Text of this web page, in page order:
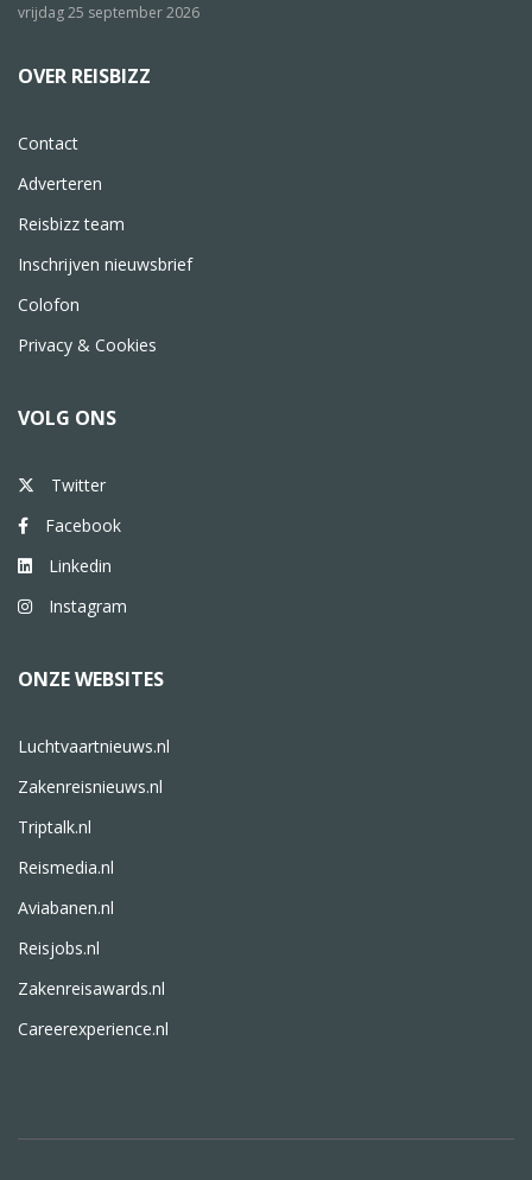
vrijdag 25 september 2026
OVER REISBIZZ
Contact
Adverteren
Reisbizz team
Inschrijven nieuwsbrief
Colofon
Privacy & Cookies
VOLG ONS
Twitter
Facebook
Linkedin
Instagram
ONZE WEBSITES
Luchtvaartnieuws.nl
Zakenreisnieuws.nl
Triptalk.nl
Reismedia.nl
Aviabanen.nl
Reisjobs.nl
Zakenreisawards.nl
Careerexperience.nl